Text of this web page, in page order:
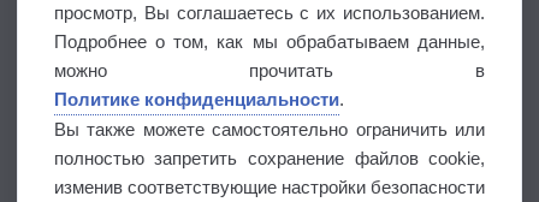
просмотр, Вы соглашаетесь с их использованием.
Подробнее о том, как мы обрабатываем данные,
можно прочитать в
Политике конфиденциальности.
Вы также можете самостоятельно ограничить или
полностью запретить сохранение файлов cookie,
изменив соответствующие настройки безопасности